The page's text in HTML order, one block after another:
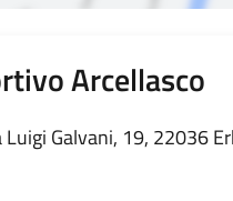
Arcellasco
Luigi Galvani, 19, 22036